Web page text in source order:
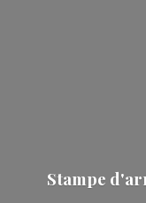
Stampe